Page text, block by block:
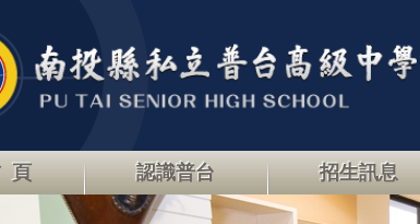
頁 認識普台 招生訊息